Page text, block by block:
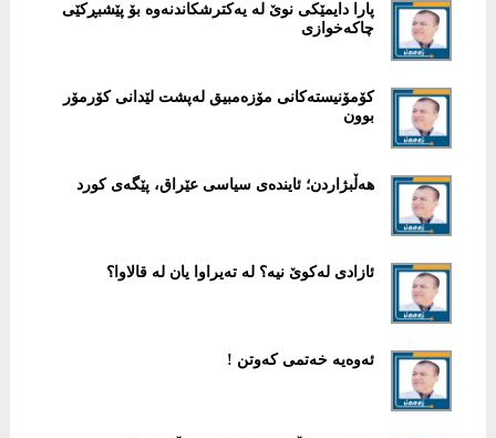
پارا دایمێکی نوێ لە یەكترشكاندنەوە بۆ پێشبڕكێی
چاكەخوازی
کۆمۆنیستەکانی مۆزەمبیق لەپشت لێدانی کۆرمۆر
بوون
هەڵبژاردن؛ ئایندەی سیاسی عێراق، پێگەی كورد
ئازادی لەکوێ نیە؟ لە تەیراوا یان لە قالاوا؟
ئەوەیە خەتمی کەوتن !